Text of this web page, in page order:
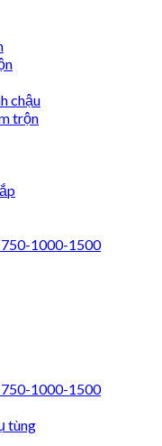
chậu
trộn
1000-1500
1000-1500
tùng